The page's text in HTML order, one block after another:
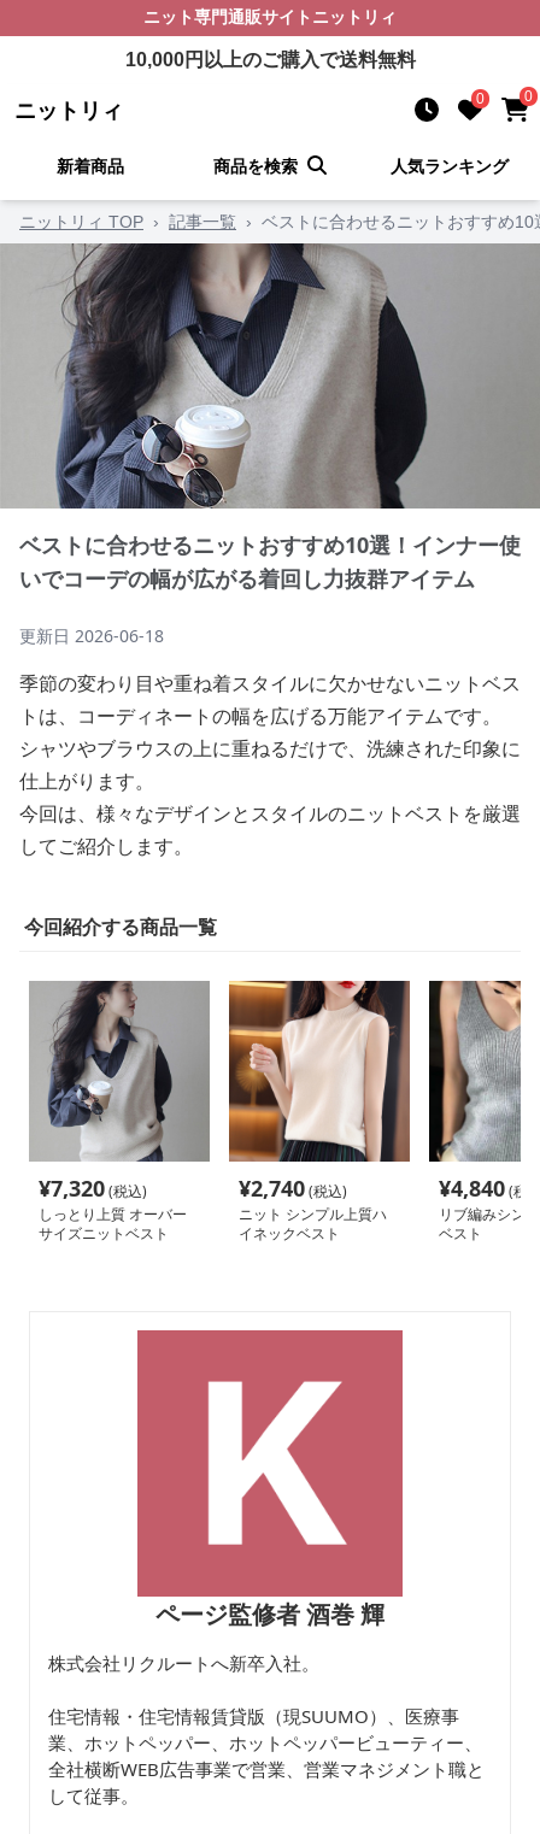
ニット専門通販サイト ニットリィ
10,000円以上のご購入で送料無料
ニットリィ 0 0
新着商品 商品を検索 人気ランキング
ニットリィ TOP › 記事一覧 › ベストに合わせるニットおすすめ
ベストに合わせるニットおすすめ10選！インナー使
いでコーデの幅が広がる着回し力抜群アイテム
更新日 2026-06-18
季節の変わり目や重ね着スタイルに欠かせないニットベス
トは、コーディネートの幅を広げる万能アイテムです。
シャツやブラウスの上に重ねるだけで、洗練された印象に
仕上がります。
今回は、様々なデザインとスタイルのニットベストを厳選
してご紹介します。
今回紹介する商品一覧
¥7,320(税込)
しっとり上質 オーバー
サイズニットベスト
¥2,740(税込)
ニット シンプル上質ハ
イネックベスト
¥4,840(税
リブ編みシン
ベスト
ページ監修者 酒巻 輝
株式会社リクルートへ新卒入社。
住宅情報・住宅情報賃貸版（現SUUMO）、医療事
業、ホットペッパー、ホットペッパービューティー、
全社横断WEB広告事業で営業、営業マネジメント職と
して従事。